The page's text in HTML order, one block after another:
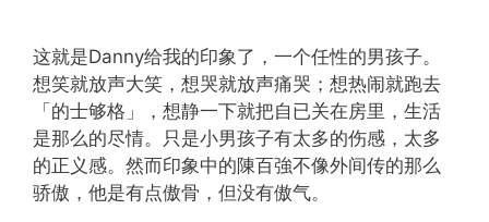
这就是Danny给我的印象了，一个任性的男孩子。
想笑就放声大笑，想哭就放声痛哭；想热闹就跑去
「的士够格」，想静一下就把自已关在房里，生活
是那么的尽情。只是小男孩子有太多的伤感，太多
的正义感。然而印象中的陳百強不像外间传的那么
骄傲，他是有点傲骨，但没有傲气。